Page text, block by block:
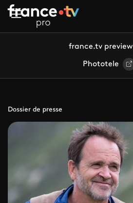
Aller au contenu principal
france.tv preview
Phototele
Dossier de presse